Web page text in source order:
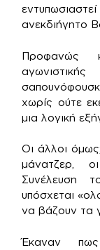
ανεκδιήγητο
Προφανώς
χωρίς ούτε
μια λογική
Οι άλλοι όμως;
μάνατζερ,
Συνέλευση
υπόσχεται
να βάζουν τα
Έκαναν